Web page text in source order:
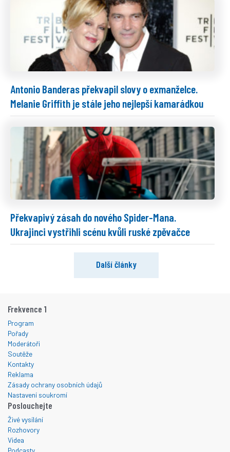
Antonio Banderas překvapil slovy o exmanželce.
Melanie Griffith je stále jeho nejlepší kamarádkou
Překvapivý zásah do nového Spider-Mana.
Ukrajinci vystřihli scénu kvůli ruské zpěvačce
Další články
Frekvence 1
Program
Pořady
Moderátoři
Soutěže
Kontakty
Reklama
Zásady ochrany osobních údajů
Nastavení soukromí
Poslouchejte
Živé vysílání
Rozhovory
Videa
Podcasty